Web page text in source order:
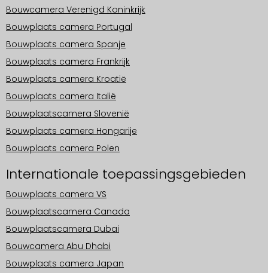
Bouwcamera Verenigd Koninkrijk
Bouwplaats camera Portugal
Bouwplaats camera Spanje
Bouwplaats camera Frankrijk
Bouwplaats camera Kroatië
Bouwplaats camera Italië
Bouwplaatscamera Slovenië
Bouwplaats camera Hongarije
Bouwplaats camera Polen
Internationale toepassingsgebieden
Bouwplaats camera VS
Bouwplaatscamera Canada
Bouwplaatscamera Dubai
Bouwcamera Abu Dhabi
Bouwplaats camera Japan